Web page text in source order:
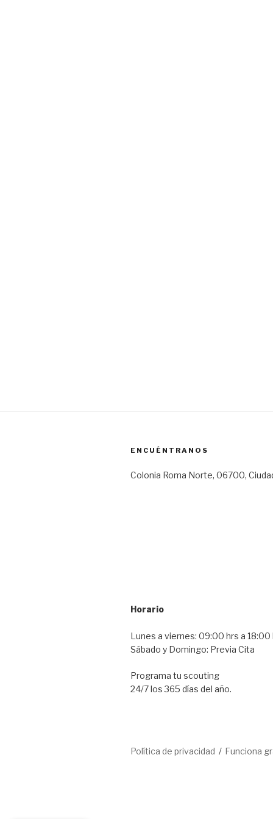
ENCUÉNTRANOS
Colonia Roma Norte, 06700,
Horario
Lunes a viernes: 09:00 hrs a 18:00
Sábado y Domingo: Previa Cita
Programa tu scouting
24/7 los 365 días del año.
Política de privacidad Funciona